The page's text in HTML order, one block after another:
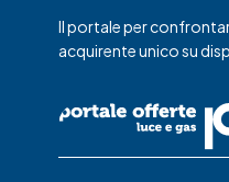
Il portale per
acquirente unico su